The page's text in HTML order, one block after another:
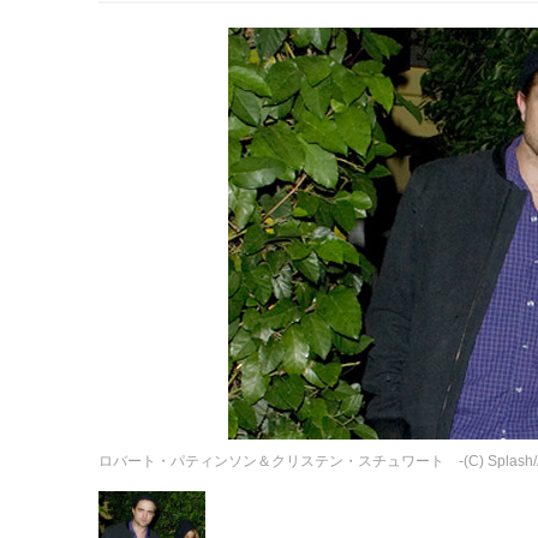
ロバート・パティンソン＆クリステン・スチュワート -(C)